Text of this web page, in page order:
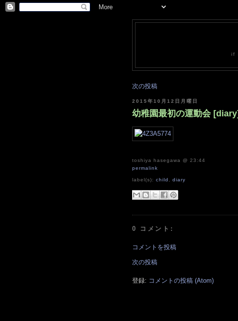
if
次の投稿
2015年10月12日月曜日
幼稚園最初の運動会 [diary]
toshiya hasegawa @ 23:44
permalink
label(s):child ,diary
0 コメント:
コメントを投稿
次の投稿
登録: コメントの投稿 (Atom)